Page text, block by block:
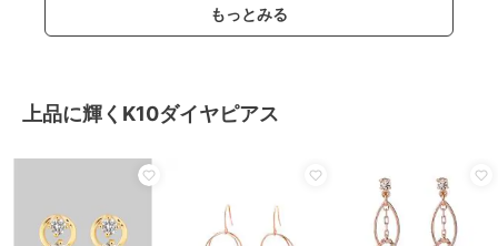
もっとみる
上品に輝くK10ダイヤピアス